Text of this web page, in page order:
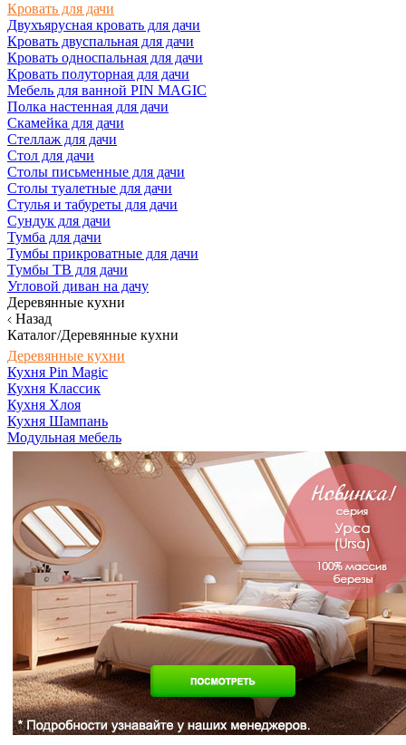
Кровать для дачи
Двухъярусная кровать для дачи
Кровать двуспальная для дачи
Кровать односпальная для дачи
Кровать полуторная для дачи
Мебель для ванной PIN MAGIC
Полка настенная для дачи
Скамейка для дачи
Стеллаж для дачи
Стол для дачи
Столы письменные для дачи
Столы туалетные для дачи
Стулья и табуреты для дачи
Сундук для дачи
Тумба для дачи
Тумбы прикроватные для дачи
Тумбы ТВ для дачи
Угловой диван на дачу
Деревянные кухни
Назад
Каталог/Деревянные кухни
Деревянные кухни
Кухня Pin Magic
Кухня Классик
Кухня Хлоя
Кухня Шампань
Модульная мебель